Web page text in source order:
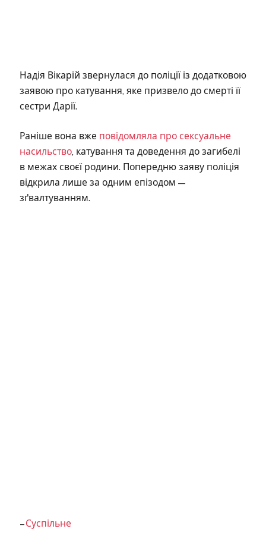
Надія Вікарій звернулася до поліції із додатковою
заявою про катування, яке призвело до смерті її
сестри Дарії.
Раніше вона вже повідомляла про сексуальне
насильство, катування та доведення до загибелі
в межах своєї родини. Попередню заяву поліція
відкрила лише за одним епізодом —
зґвалтуванням.
–Суспільне